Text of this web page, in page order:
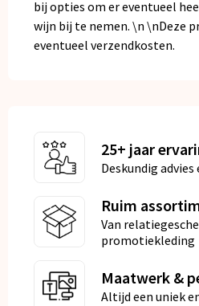
bij opties om er eventueel
wijn bij te nemen. \n \nDeze
eventueel verzendkosten.
25+ jaar
Deskundig
Ruim
Van
promotiekleding
Maatwerk &
Altijd een uniek